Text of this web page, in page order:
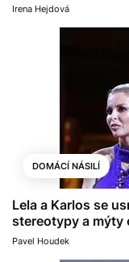
Irena Hejdová
DOMÁCÍ NÁSILÍ
Lela a Karlos se
stereotypy a mýty
Pavel Houdek